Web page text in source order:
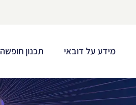
מידע על דובאי תכנון חופשה